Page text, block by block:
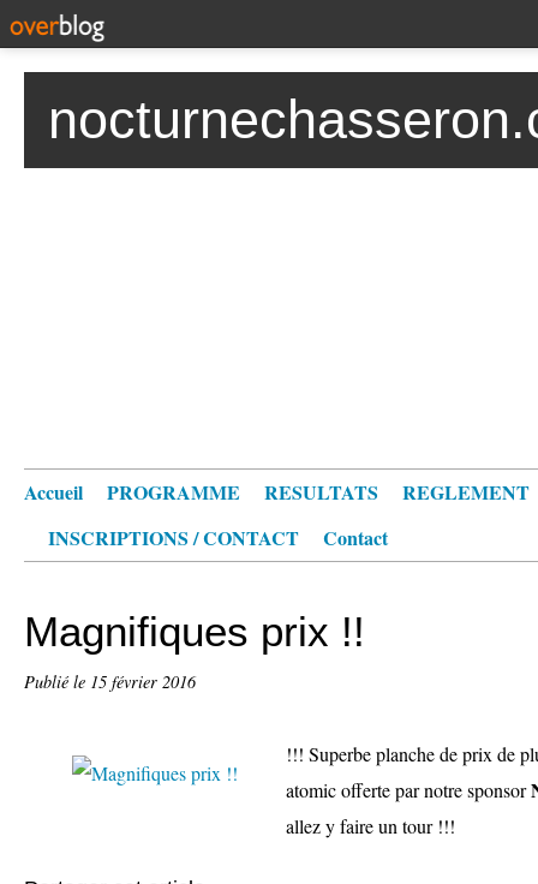
Accueil PROGRAMME RESULTATS
REGLEMENT
INSCRIPTIONS / CONTACT
Contact
Magnifiques prix !!
Publié le 15 février 2016
!!! Superbe planche de prix de
atomic offerte par notre sponsor
allez y faire un tour !!!